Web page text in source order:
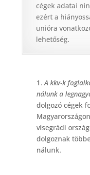
cégek adatai
ezért a
unióra
lehetőség.
1. A kkv-k
nálunk a
dolgozó cégek
visegrádi
dolgoznak
nálunk.